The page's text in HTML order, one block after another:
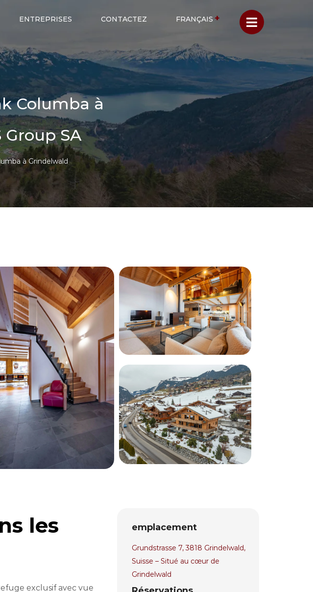
ENTREPRISES CONTACTEZ FRANÇAIS
Columba à
Group SA
à Grindelwald
les
exclusif avec vue
emplacement
Grundstrasse 7, 3818 Grindelwald,
Suisse – Situé au cœur de
Grindelwald